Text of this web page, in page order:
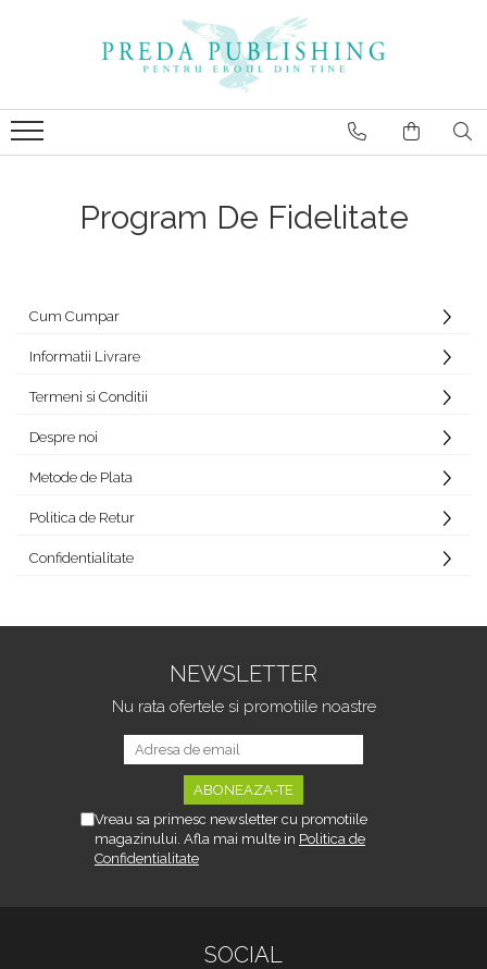
Program De Fidelitate
Cum Cumpar
Informatii Livrare
Termeni si Conditii
Despre noi
Metode de Plata
Politica de Retur
Confidentialitate
NEWSLETTER
Nu rata ofertele si promotiile noastre
Vreau sa primesc newsletter cu promotiile
magazinului. Afla mai multe in Politica de
Confidentialitate
SOCIAL